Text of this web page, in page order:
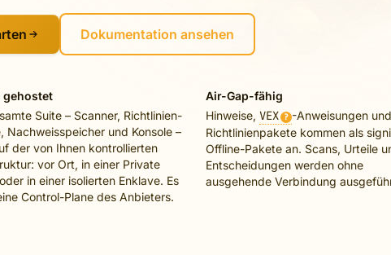
Dokumentation ansehen
gehostet
Suite – Scanner, Richtlinien-
Nachweisspeicher und Konsole –
der von Ihnen kontrollierten
vor Ort, in einer Private
in einer isolierten Enklave. Es
Control-Plane des Anbieters.
Air-Gap-fähig
Hinweise, VEX ? -Anweisungen und
Richtlinienpakete kommen als
Offline-Pakete an. Scans, Urteile
Entscheidungen werden ohne
ausgehende Verbindung